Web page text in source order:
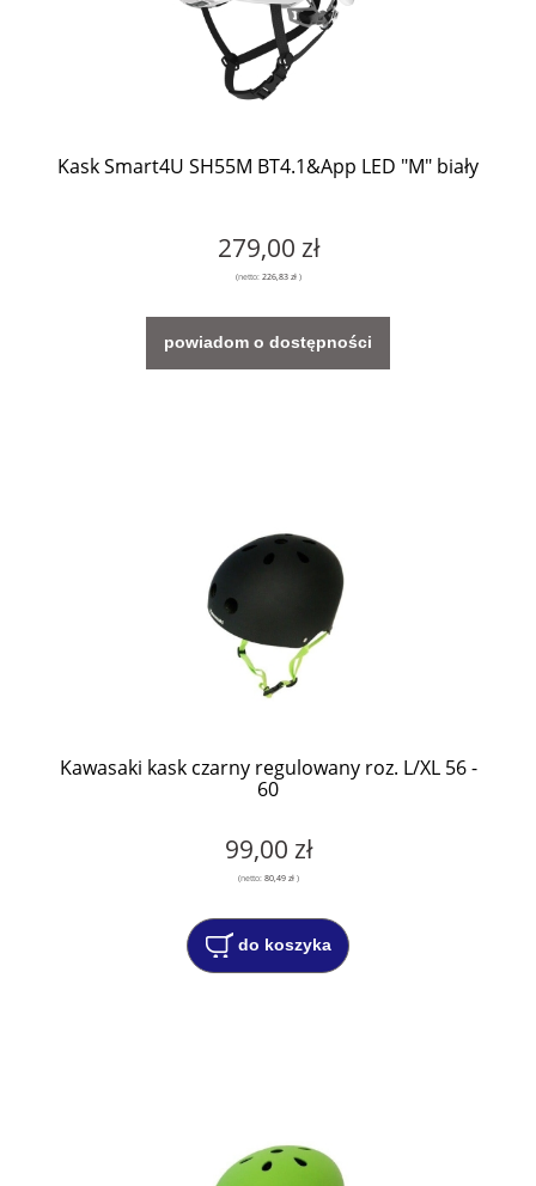
Kask Smart4U SH55M BT4.1&App LED "M" biały
279,00 zł
(netto: 226,83 zł)
powiadom o dostępności
Kawasaki kask czarny regulowany roz. L/XL 56 -
60
99,00 zł
(netto: 80,49 zł)
do koszyka